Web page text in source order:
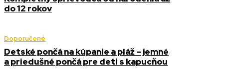
do 12 rokov
Doporučené
Detské pončá na kúpanie a pláž – jemné
a priedušné pončá pre deti s kapucňou